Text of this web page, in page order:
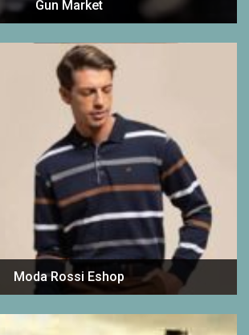
Gun Market
Moda Rossi Eshop